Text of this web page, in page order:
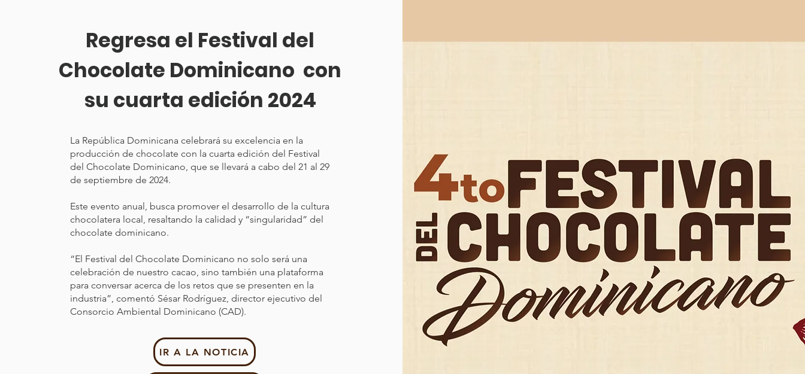
Regresa el Festival del
Chocolate Dominicano con
su cuarta edición 2024
La República Dominicana celebrará su excelencia en la
producción de chocolate con la cuarta edición del Festival
del Chocolate Dominicano, que se llevará a cabo del 21 al 29
de septiembre de 2024.
Este evento anual, busca promover el desarrollo de la cultura
chocolatera local, resaltando la calidad y “singularidad” del
chocolate dominicano.
“El Festival del Chocolate Dominicano no solo será una
celebración de nuestro cacao, sino también una plataforma
para conversar acerca de los retos que se presenten en la
industria”, comentó Sésar Rodríguez, director ejecutivo del
Consorcio Ambiental Dominicano (CAD).
IR A LA NOTICIA